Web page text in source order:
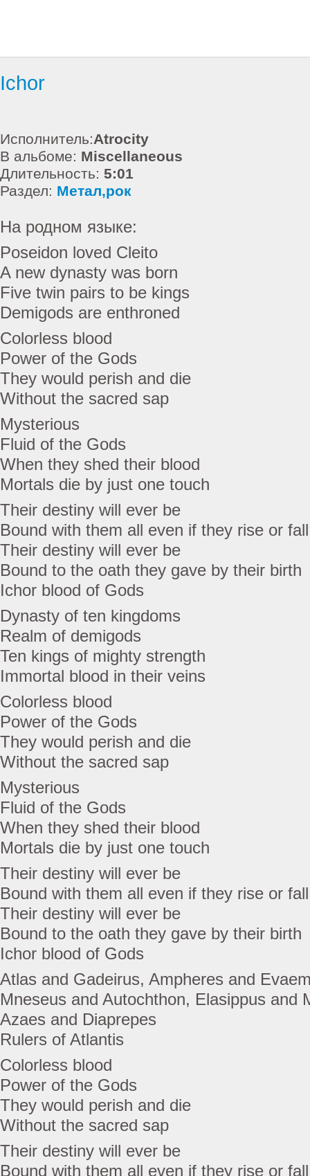
Ichor
Исполнитель:Atrocity
В альбоме: Miscellaneous
Длительность: 5:01
Раздел: Метал,рок
На родном языке:
Poseidon loved Cleito
A new dynasty was born
Five twin pairs to be kings
Demigods are enthroned
Colorless blood
Power of the Gods
They would perish and die
Without the sacred sap
Mysterious
Fluid of the Gods
When they shed their blood
Mortals die by just one touch
Their destiny will ever be
Bound with them all even if they rise or fall
Their destiny will ever be
Bound to the oath they gave by their birth
Ichor blood of Gods
Dynasty of ten kingdoms
Realm of demigods
Ten kings of mighty strength
Immortal blood in their veins
Colorless blood
Power of the Gods
They would perish and die
Without the sacred sap
Mysterious
Fluid of the Gods
When they shed their blood
Mortals die by just one touch
Their destiny will ever be
Bound with them all even if they rise or fall
Their destiny will ever be
Bound to the oath they gave by their birth
Ichor blood of Gods
Atlas and Gadeirus, Ampheres and
Mneseus and Autochthon, Elasippus and
Azaes and Diaprepes
Rulers of Atlantis
Colorless blood
Power of the Gods
They would perish and die
Without the sacred sap
Their destiny will ever be
Bound with them all even if they rise or fall